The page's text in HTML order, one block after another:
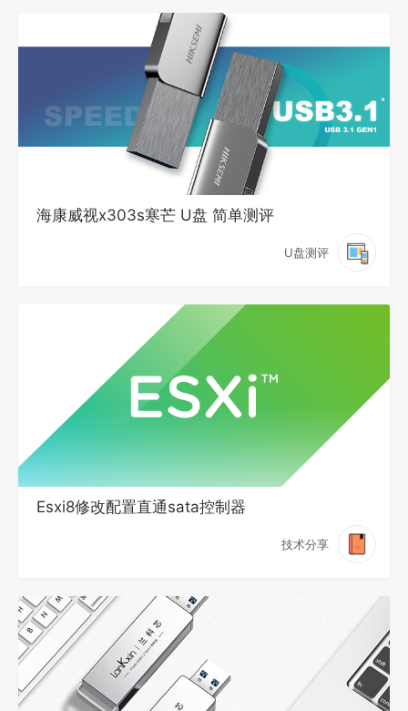
海康威视x303s寒芒 U盘 简单测评
U盘测评
Esxi8修改配置直通sata控制器
技术分享